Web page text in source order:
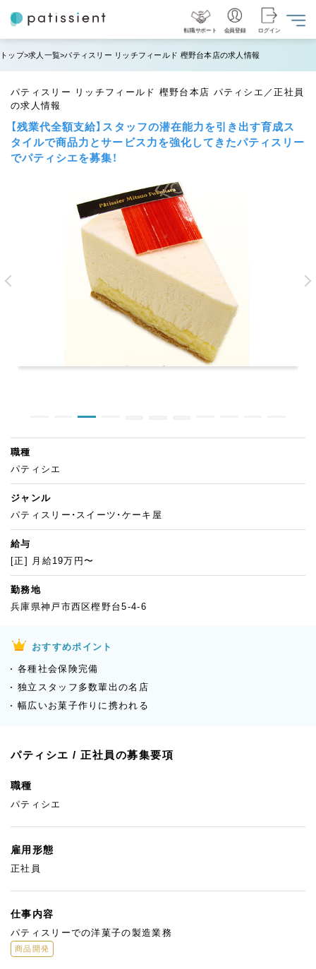
転職サポート 会員登録 ログイン
トップ 求人一覧 パティスリー リッチフィールド 樫野台本店の求人情報
パティスリー リッチフィールド 樫野台本店 パティシエ／正社員
の求人情報
【残業代全額支給】スタッフの潜在能力を引き出す育成ス
タイルで商品力とサービス力を強化してきたパティスリー
でパティシエを募集！
職種
パティシエ
ジャンル
パティスリー・スイーツ・ケーキ屋
給与
[正] 月給19万円〜
勤務地
兵庫県神戸市西区樫野台5-4-6
おすすめポイント
各種社会保険完備
独立スタッフ多数輩出の名店
幅広いお菓子作りに携われる
パティシエ / 正社員の募集要項
職種
パティシエ
雇用形態
正社員
仕事内容
パティスリーでの洋菓子の製造業務
商品開発